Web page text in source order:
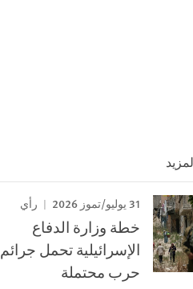
31 يوليو/تموز 2026 رأي
خطة وزارة الدفاع
الإسرائيلية تحمل جرائم
حرب محتملة